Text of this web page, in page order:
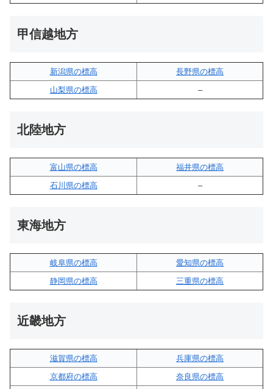
甲信越地方
新潟県の標高
長野県の標高
山梨県の標高
–
北陸地方
富山県の標高
福井県の標高
石川県の標高
–
東海地方
岐阜県の標高
愛知県の標高
静岡県の標高
三重県の標高
近畿地方
滋賀県の標高
兵庫県の標高
京都府の標高
奈良県の標高